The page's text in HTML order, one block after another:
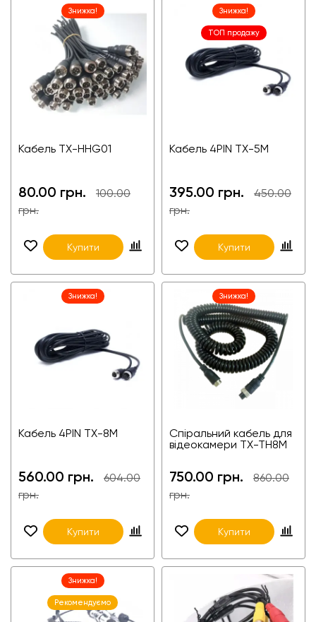
Знижка!
Кабель TX-HHG01
80.00 грн.
100.00
грн.
Купити
Знижка!
ТОП продажу
Кабель 4PIN TX-5M
395.00 грн.
450.00
грн.
Купити
Знижка!
Кабель 4PIN TX-8M
560.00 грн.
604.00
грн.
Купити
Знижка!
Спіральний кабель для
відеокамери TX-TH8M
750.00 грн.
860.00
грн.
Купити
Знижка!
Рекомендуємо